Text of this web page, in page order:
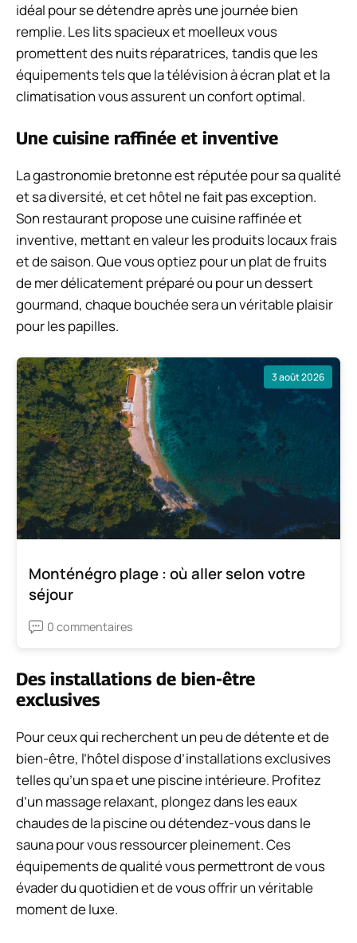
idéal pour se détendre après une journée bien
remplie. Les lits spacieux et moelleux vous
promettent des nuits réparatrices, tandis que les
équipements tels que la télévision à écran plat et la
climatisation vous assurent un confort optimal.
Une cuisine raffinée et inventive
La gastronomie bretonne est réputée pour sa qualité
et sa diversité, et cet hôtel ne fait pas exception.
Son restaurant propose une cuisine raffinée et
inventive, mettant en valeur les produits locaux frais
et de saison. Que vous optiez pour un plat de fruits
de mer délicatement préparé ou pour un dessert
gourmand, chaque bouchée sera un véritable plaisir
pour les papilles.
3 août 2026
Monténégro plage : où aller selon votre
séjour
0 commentaires
Des installations de bien-être
exclusives
Pour ceux qui recherchent un peu de détente et de
bien-être, l’hôtel dispose d’installations exclusives
telles qu’un spa et une piscine intérieure. Profitez
d’un massage relaxant, plongez dans les eaux
chaudes de la piscine ou détendez-vous dans le
sauna pour vous ressourcer pleinement. Ces
équipements de qualité vous permettront de vous
évader du quotidien et de vous offrir un véritable
moment de luxe.